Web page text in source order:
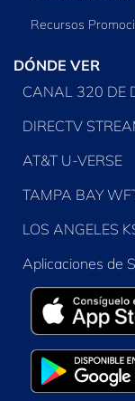
Recursos
DÓNDE VER
CANAL 320 DE
DIRECTV
AT&T U-VERSE
TAMPA BAY
LOS ANGELES
Aplicaciones de